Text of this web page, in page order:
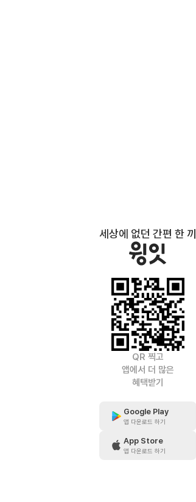
세상에 없던 간편 한 끼
QR 찍고
앱에서 더 많은
혜택받기
Google Play
앱 다운로드 하기
App Store
앱 다운로드 하기